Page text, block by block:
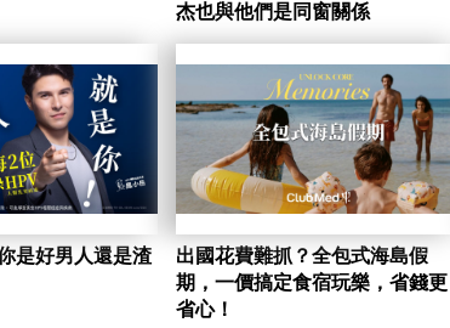
杰也與他們是同窗關係
是好男人還是渣
出國花費難抓？全包式海島假
期，一價搞定食宿玩樂，省錢更
省心！